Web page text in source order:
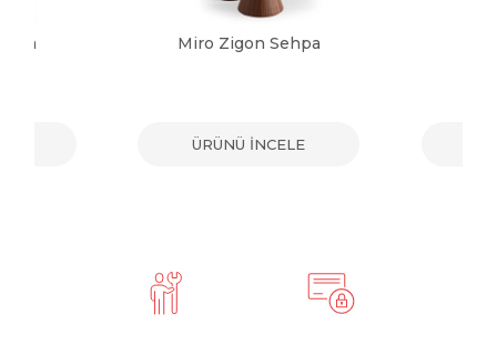
Miro Zigon Sehpa
ÜRÜNÜ İNCELE